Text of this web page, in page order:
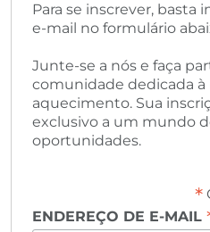
Para se inscrever, basta
e-mail no formulário
Junte-se a nós e faça
comunidade dedicada à
aquecimento. Sua
exclusivo a um mundo
oportunidades.
*
ENDEREÇO DE E-MAIL